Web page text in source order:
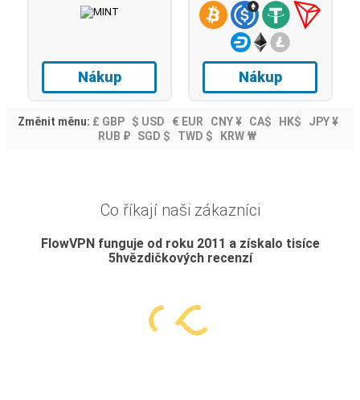
Nákup Nákup
Změnit měnu: £ GBP $ USD € EUR CNY ¥ CA$ HK$
JPY ¥
RUB ₽
SGD $ TWD $ KRW ₩
Co říkají naši zákazníci
FlowVPN funguje od roku 2011 a získalo tisíce
5hvězdičkových recenzí